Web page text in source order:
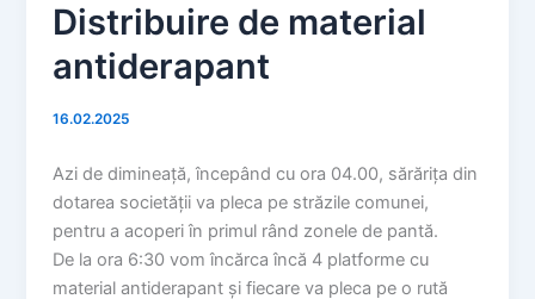
Distribuire de material
antiderapant
16.02.2025
Azi de dimineață, începând cu ora 04.00, sărărița din
dotarea societății va pleca pe străzile comunei,
pentru a acoperi în primul rând zonele de pantă.
De la ora 6:30 vom încărca încă 4 platforme cu
material antiderapant și fiecare va pleca pe o rută